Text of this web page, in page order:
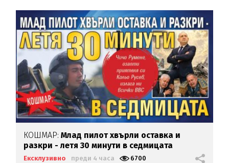
КОШМАР:Млад пилот хвърли оставка и
разкри - летя 30 минути в седмицата
Ексклузивно преди 4 часа 6700